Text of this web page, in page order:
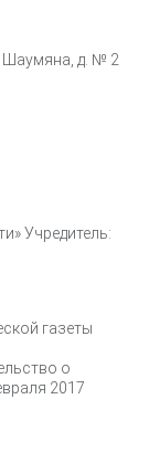
Шаумяна, д. № 2
Учредитель:
газеты
о
2017